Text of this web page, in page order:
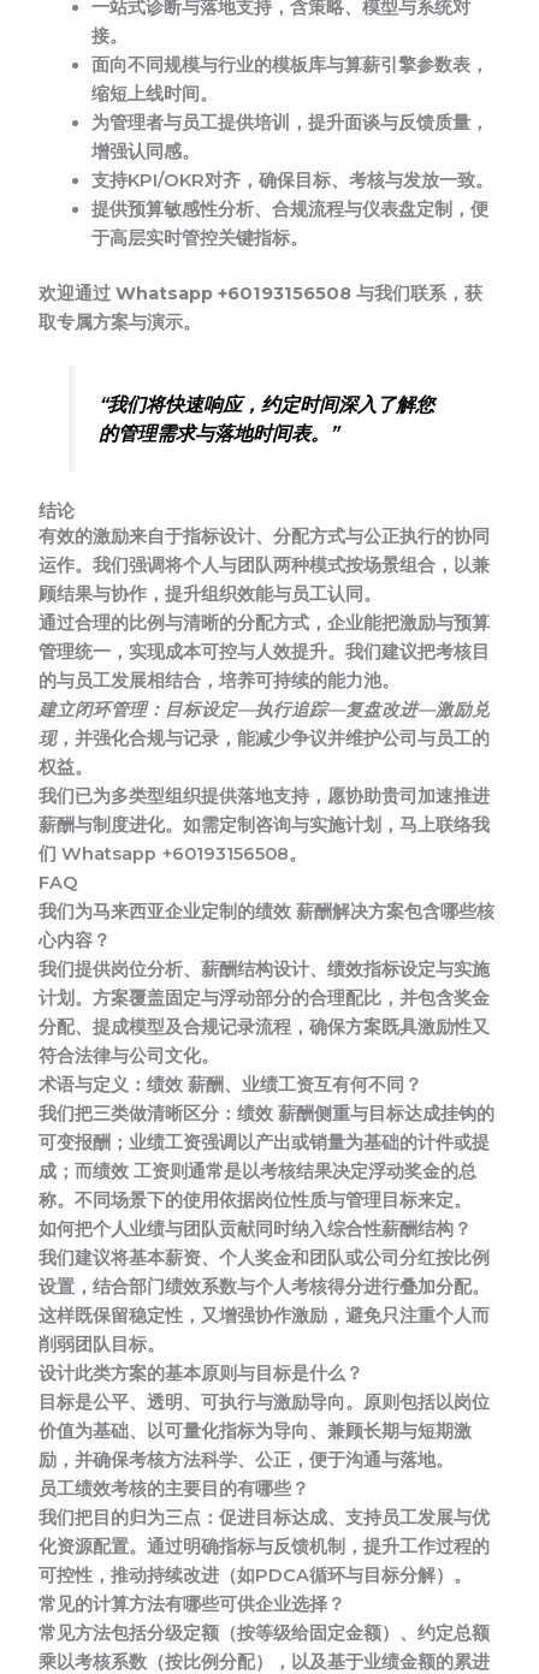
一站式诊断与落地支持，含策略、模型与系统对
接。
面向不同规模与行业的模板库与算薪引擎参数表，
缩短上线时间。
为管理者与员工提供培训，提升面谈与反馈质量，
增强认同感。
支持KPI/OKR对齐，确保目标、考核与发放一致。
提供预算敏感性分析、合规流程与仪表盘定制，便
于高层实时管控关键指标。
欢迎通过 Whatsapp +60193156508 与我们联系，获
取专属方案与演示。
“我们将快速响应，约定时间深入了解您
的管理需求与落地时间表。”
结论
有效的激励来自于指标设计、分配方式与公正执行的协同
运作。我们强调将个人与团队两种模式按场景组合，以兼
顾结果与协作，提升组织效能与员工认同。
通过合理的比例与清晰的分配方式，企业能把激励与预算
管理统一，实现成本可控与人效提升。我们建议把考核目
的与员工发展相结合，培养可持续的能力池。
建立闭环管理：目标设定—执行追踪—复盘改进—激励兑
现，并强化合规与记录，能减少争议并维护公司与员工的
权益。
我们已为多类型组织提供落地支持，愿协助贵司加速推进
薪酬与制度进化。如需定制咨询与实施计划，马上联络我
们 Whatsapp +60193156508。
FAQ
我们为马来西亚企业定制的绩效 薪酬解决方案包含哪些核
心内容？
我们提供岗位分析、薪酬结构设计、绩效指标设定与实施
计划。方案覆盖固定与浮动部分的合理配比，并包含奖金
分配、提成模型及合规记录流程，确保方案既具激励性又
符合法律与公司文化。
术语与定义：绩效 薪酬、业绩工资互有何不同？
我们把三类做清晰区分：绩效 薪酬侧重与目标达成挂钩的
可变报酬；业绩工资强调以产出或销量为基础的计件或提
成；而绩效 工资则通常是以考核结果决定浮动奖金的总
称。不同场景下的使用依据岗位性质与管理目标来定。
如何把个人业绩与团队贡献同时纳入综合性薪酬结构？
我们建议将基本薪资、个人奖金和团队或公司分红按比例
设置，结合部门绩效系数与个人考核得分进行叠加分配。
这样既保留稳定性，又增强协作激励，避免只注重个人而
削弱团队目标。
设计此类方案的基本原则与目标是什么？
目标是公平、透明、可执行与激励导向。原则包括以岗位
价值为基础、以可量化指标为导向、兼顾长期与短期激
励，并确保考核方法科学、公正，便于沟通与落地。
员工绩效考核的主要目的有哪些？
我们把目的归为三点：促进目标达成、支持员工发展与优
化资源配置。通过明确指标与反馈机制，提升工作过程的
可控性，推动持续改进（如PDCA循环与目标分解）。
常见的计算方法有哪些可供企业选择？
常见方法包括分级定额（按等级给固定金额）、约定总额
乘以考核系数（按比例分配），以及基于业绩金额的累进